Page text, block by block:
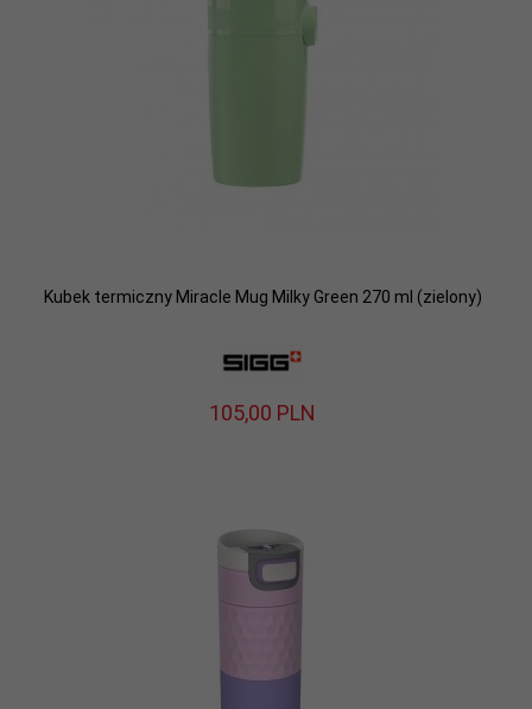
Kubek termiczny Miracle Mug Milky Green 270 ml (zielony)
105,00 PLN